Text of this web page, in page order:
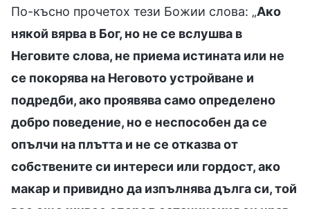
По-късно прочетох тези Божии слова: „Ако
някой вярва в Бог, но не се вслушва в
Неговите слова, не приема истината или не
се покорява на Неговото устройване и
подредби, ако проявява само определено
добро поведение, но е неспособен да се
опълчи на плътта и не се отказва от
собствените си интереси или гордост, ако
макар и привидно да изпълнява дълга си, той